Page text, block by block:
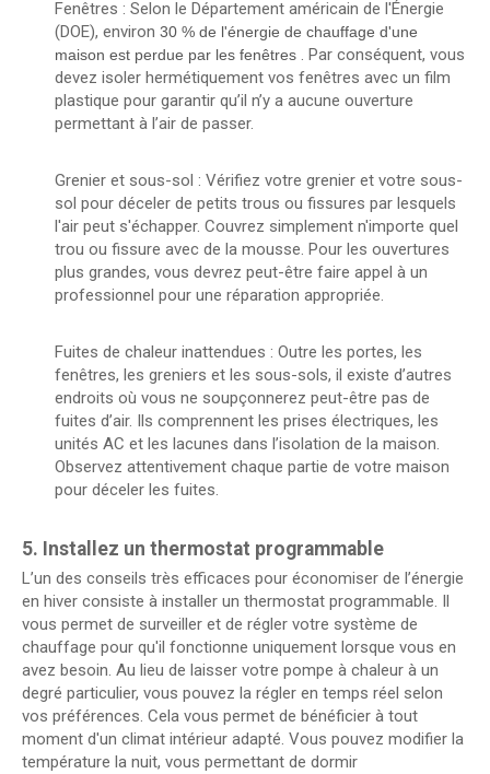
Fenêtres : Selon le Département américain de l'Énergie
(DOE), environ 30 % de l'énergie de chauffage d'une
maison est perdue par les fenêtres . Par conséquent, vous
devez isoler hermétiquement vos fenêtres avec un film
plastique pour garantir qu’il n’y a aucune ouverture
permettant à l’air de passer.
Grenier et sous-sol : Vérifiez votre grenier et votre sous-
sol pour déceler de petits trous ou fissures par lesquels
l'air peut s'échapper. Couvrez simplement n'importe quel
trou ou fissure avec de la mousse. Pour les ouvertures
plus grandes, vous devrez peut-être faire appel à un
professionnel pour une réparation appropriée.
Fuites de chaleur inattendues : Outre les portes, les
fenêtres, les greniers et les sous-sols, il existe d’autres
endroits où vous ne soupçonnerez peut-être pas de
fuites d’air. Ils comprennent les prises électriques, les
unités AC et les lacunes dans l’isolation de la maison.
Observez attentivement chaque partie de votre maison
pour déceler les fuites.
5. Installez un thermostat programmable
L’un des conseils très efficaces pour économiser de l’énergie
en hiver consiste à installer un thermostat programmable. Il
vous permet de surveiller et de régler votre système de
chauffage pour qu'il fonctionne uniquement lorsque vous en
avez besoin. Au lieu de laisser votre pompe à chaleur à un
degré particulier, vous pouvez la régler en temps réel selon
vos préférences. Cela vous permet de bénéficier à tout
moment d'un climat intérieur adapté. Vous pouvez modifier la
température la nuit, vous permettant de dormir